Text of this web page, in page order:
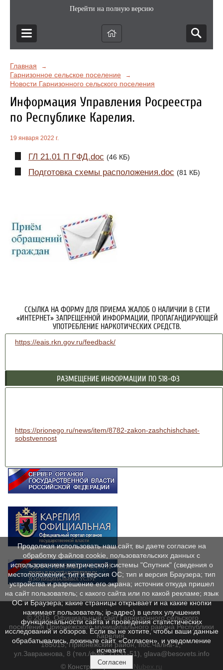
Перейти на полную версию
Главная →
Гарнизонное сельское поселение →
Новости Гарнизонного сельского поселения
Информация Управления Росреестра
по Республике Карелия.
19 января 2022 г.
ГЛ 21.01 П ГФД.doc (46 КБ)
Подготовка схемы расположения.doc (81 КБ)
ССЫЛКА НА ФОРМУ ДЛЯ ПРИЕМА ЖАЛОБ О НАЛИЧИИ В СЕТИ
«ИНТЕРНЕТ» ЗАПРЕЩЕННОЙ ИНФОРМАЦИИ, ПРОПАГАНДИРУЮЩЕЙ
УПОТРЕБЛЕНИЕ НАРКОТИЧЕСКИХ СРЕДСТВ.
https://eais.rkn.gov.ru/feedback/
РАЗМЕЩЕНИЕ ИНФОРМАЦИИ ПО 518-ФЗ
https://prionego.ru/news/item/8782-zakon-zashchishchaet-
sobstvennost
© 2016. Официальный сайт Гарнизонного сельского
поселения Прионежского муниципального района Республики
Карелия.
185015, Прионежский район, пос.Чална-1,
ул.Завражнова, 8 (тел./факс 71-31-51), glava@besovets.info
© Конструктор сайтовNubex.ru
Продолжая использовать наш сайт, вы даете согласие на
обработку файлов cookie, пользовательских данных с
использованием метрической системы "Спутник" (сведения о
местоположении; тип и версия ОС; тип и версия Браузера; тип
устройства и разрешение его экрана; источник откуда пришел
на сайт пользователь; с какого сайта или по какой рекламе; язык
ОС и Браузера; какие страницы открывает и на какие кнопки
нажимает пользователь; ip-адрес) в целях улучшения
функциональности сайта и проведения статистических
исследований и обзоров. Если вы не хотите, чтобы ваши данные
обрабатывались, покиньте сайт. «Согласен», и уведомление
исчезнет.
Согласен